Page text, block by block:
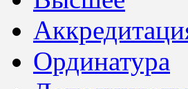
Ординатура